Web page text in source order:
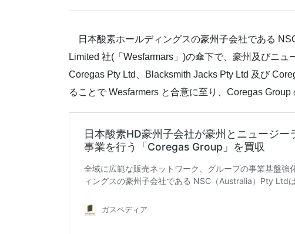
日本酸素ホールディングスの豪州子会社である
Limited 社(「Wesfarmars」)の傘下で、豪州及びニュ
Coregas Pty Ltd、Blacksmith Jacks Pty Ltd 及び
ることで Wesfarmers と合意に至り、Coregas